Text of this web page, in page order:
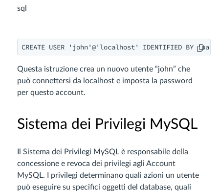
sql
CREATE USER 'john'@'localhost' IDENTIFIED BY
Questa istruzione crea un nuovo utente “john” che
può connettersi da localhost e imposta la password
per questo account.
Sistema dei Privilegi MySQL
Il Sistema dei Privilegi MySQL è responsabile della
concessione e revoca dei privilegi agli Account
MySQL. I privilegi determinano quali azioni un utente
può eseguire su specifici oggetti del database, quali